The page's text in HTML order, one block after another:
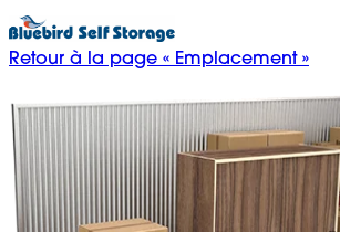
Retour à la page « Emplacement »